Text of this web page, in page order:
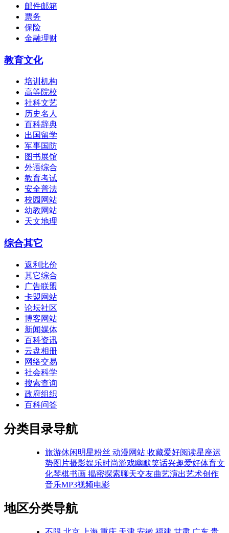
邮件邮箱
票务
保险
金融理财
教育文化
培训机构
高等院校
社科文艺
历史名人
百科辞典
出国留学
军事国防
图书展馆
外语综合
教育考试
安全普法
校园网站
幼教网站
天文地理
综合其它
返利比价
其它综合
广告联盟
卡盟网站
论坛社区
博客网站
新闻媒体
百科资讯
云盘相册
网络交易
社会科学
搜索查询
政府组织
百科问答
分类目录导航
旅游休闲明星粉丝 动漫网站 收藏爱好阅读星座运
势图片摄影娱乐时尚游戏幽默笑话兴趣爱好体育文
化琴棋书画 揭密探索聊天交友曲艺演出艺术创作
音乐MP3视频电影
地区分类导航